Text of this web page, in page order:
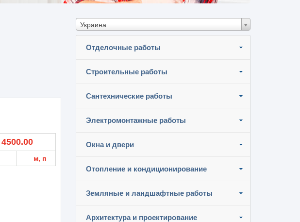
Украина
Отделочные работы
Строительные работы
Сантехнические работы
Электромонтажные работы
Окна и двери
Отопление и кондиционирование
Земляные и ландшафтные работы
Архитектура и проектирование
4500.00
м, п